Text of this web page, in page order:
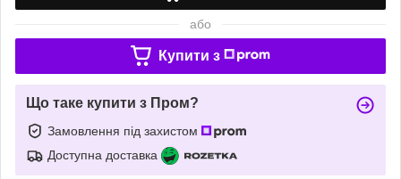
або
Купити з
Що таке купити з Пром?
Замовлення під захистом
Доступна доставка